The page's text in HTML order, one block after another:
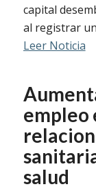
capital
al registrar
Leer Noticia
empleo
salud